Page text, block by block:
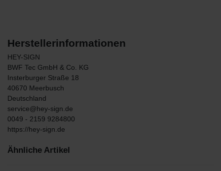
Herstellerinformationen
HEY-SIGN
BWF Tec GmbH & Co. KG
Insterburger Straße 18
40670 Meerbusch
Deutschland
service@hey-sign.de
0049 - 2159 9284800
https://hey-sign.de
Ähnliche Artikel